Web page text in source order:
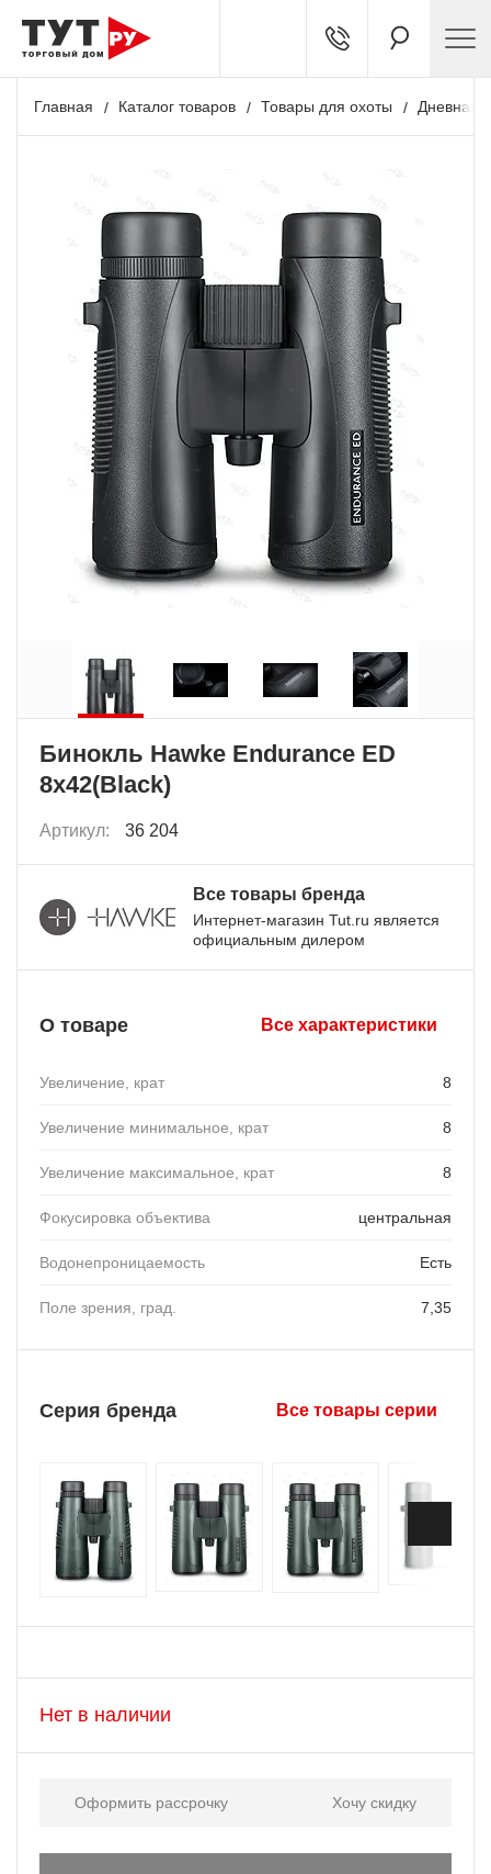
Главная Каталог товаров Товары для охоты Дневная
Бинокль Hawke Endurance ED
8x42(Black)
Артикул: 36 204
Все товары бренда
Интернет-магазин Tut.ru является
официальным дилером
О товаре Все характеристики
Увеличение, крат 8
Увеличение минимальное, крат 8
Увеличение максимальное, крат 8
Фокусировка объектива центральная
Водонепроницаемость Есть
Поле зрения, град. 7,35
Серия бренда Все товары серии
Нет в наличии
Оформить рассрочку Хочу скидку